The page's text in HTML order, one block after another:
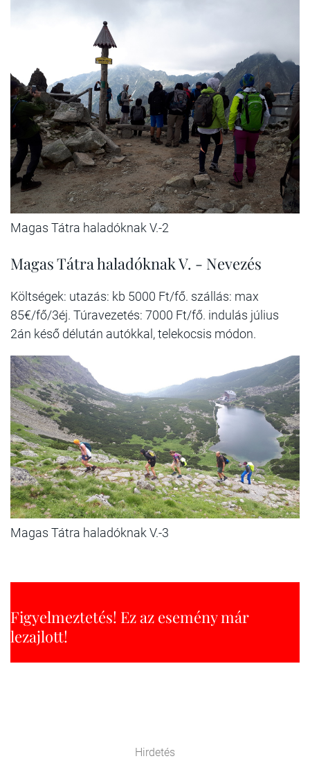
Magas Tátra haladóknak V.-2
Magas Tátra haladóknak V. - Nevezés
Költségek: utazás: kb 5000 Ft/fő. szállás: max
85€/fő/3éj. Túravezetés: 7000 Ft/fő. indulás július
2án késő délután autókkal, telekocsis módon.
Magas Tátra haladóknak V.-3
Figyelmeztetés! Ez az esemény már
lezajlott!
Hirdetés